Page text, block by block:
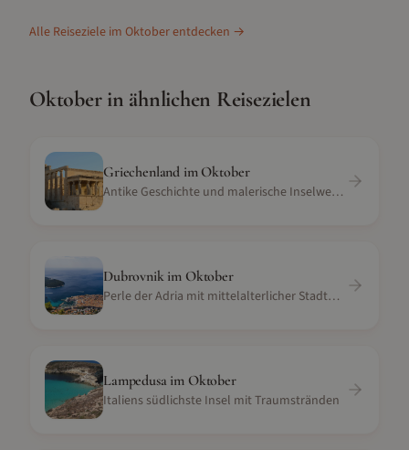
Alle Reiseziele im Oktoberentdecken →
Oktoberin ähnlichen Reisezielen
Griechenland im Oktober
Antike Geschichte und malerische Inselwelten
Dubrovnikim Oktober
Perle der Adria mit mittelalterlicher Stadtmauer und Meerblick
Lampedusa im Oktober
Italiens südlichste Insel mit Traumstränden